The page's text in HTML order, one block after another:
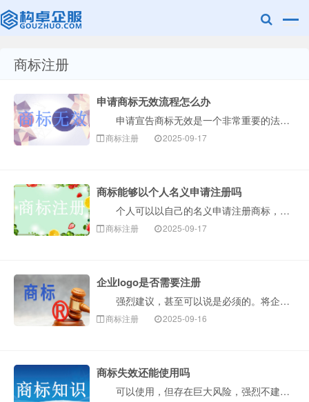
产权有限公司
商标注册
申请商标无效流程怎么办
申请宣告商标无效是一个非常重要的法律程序，通常用于撤销一个您认为已经注册但不符合商标法规定的商标。整个流程可以概括为以下几个核心阶段，构卓企服为您···
商标注册 2025-09-17
商标能够以个人名义申请注册吗
个人可以以自己的名义申请注册商标，但这并不是毫无条件的。个人申请商标需要满足一定的法律规定，核心在于证明申请商标是用于生产经营活动，而不仅仅是出于···
商标注册 2025-09-17
企业logo是否需要注册
强烈建议，甚至可以说是必须的。将企业Logo注册为商标，是企业保护自身品牌资产最核心、最有效的一步。下面构卓企服为您详细解释为什么、如何做以及注意···
商标注册 2025-09-16
商标失效还能使用吗
可以使用，但存在巨大风险，强烈不建议这样做。“商标失效”意味着它不再享受商标法的专用权保护。然而，这并不等于这个标识就可以被任何人安全无忧地使用了···